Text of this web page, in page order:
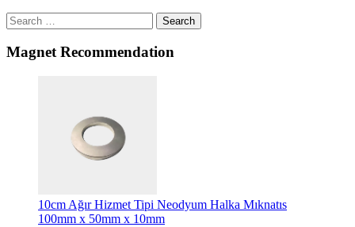
Search
Magnet Recommendation
10cm Ağır Hizmet Tipi Neodyum Halka Mıknatıs
100mm x 50mm x 10mm